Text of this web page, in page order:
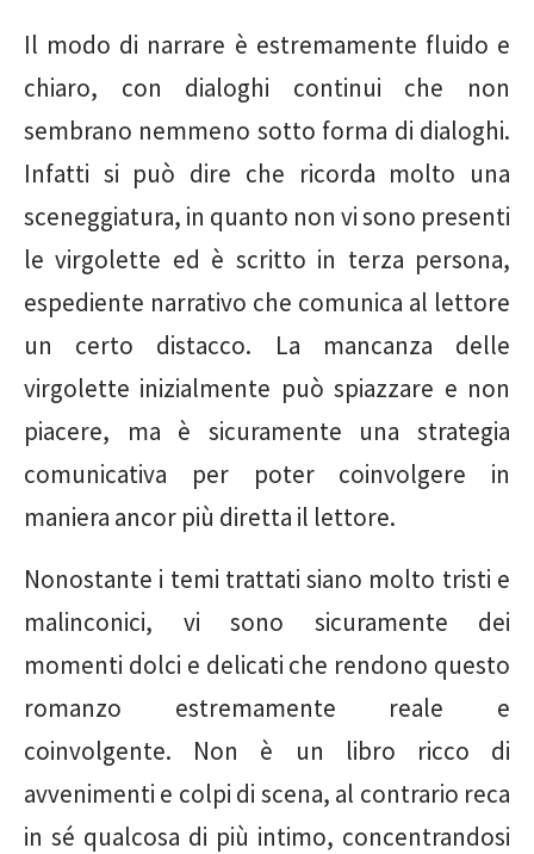
Il modo di narrare è estremamente fluido e
chiaro, con dialoghi continui che non
sembrano nemmeno sotto forma di dialoghi.
Infatti si può dire che ricorda molto una
sceneggiatura, in quanto non vi sono presenti
le virgolette ed è scritto in terza persona,
espediente narrativo che comunica al lettore
un certo distacco. La mancanza delle
virgolette inizialmente può spiazzare e non
piacere, ma è sicuramente una strategia
comunicativa per poter coinvolgere in
maniera ancor più diretta il lettore.
Nonostante i temi trattati siano molto tristi e
malinconici, vi sono sicuramente dei
momenti dolci e delicati che rendono questo
romanzo estremamente reale e
coinvolgente. Non è un libro ricco di
avvenimenti e colpi di scena, al contrario reca
in sé qualcosa di più intimo, concentrandosi